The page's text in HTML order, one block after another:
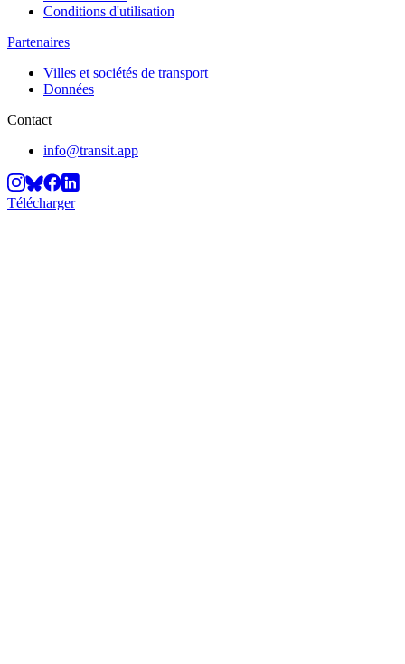
Conditions d'utilisation
Partenaires
Villes et sociétés de transport
Données
Contact
info@transit.app
Télécharger